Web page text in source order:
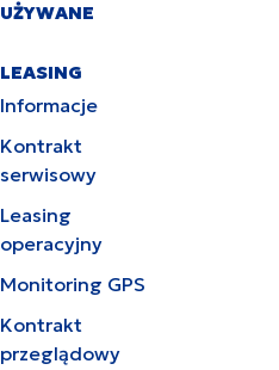
UŻYWANE
LEASING
Informacje
Kontrakt
serwisowy
Leasing
operacyjny
Monitoring GPS
Kontrakt
przeglądowy